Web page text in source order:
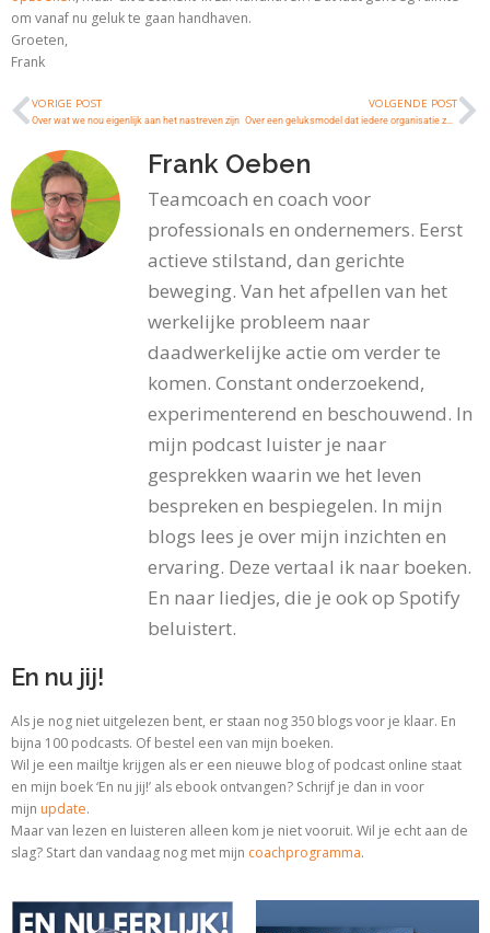
om vanaf nu geluk te gaan handhaven.
Groeten,
Frank
VORIGE POST
Over wat we nou eigenlijk aan het nastreven zijn
VOLGENDE POST
Over een geluksmodel dat iedere organisatie zou kunnen gebruiken
Frank Oeben
Teamcoach en coach voor
professionals en ondernemers. Eerst
actieve stilstand, dan gerichte
beweging. Van het afpellen van het
werkelijke probleem naar
daadwerkelijke actie om verder te
komen. Constant onderzoekend,
experimenterend en beschouwend. In
mijn podcast luister je naar
gesprekken waarin we het leven
bespreken en bespiegelen. In mijn
blogs lees je over mijn inzichten en
ervaring. Deze vertaal ik naar boeken.
En naar liedjes, die je ook op Spotify
beluistert.
En nu jij!
Als je nog niet uitgelezen bent, er staan nog 350 blogs voor je klaar. En
bijna 100 podcasts. Of bestel een van mijn boeken.
Wil je een mailtje krijgen als er een nieuwe blog of podcast online staat
en mijn boek ‘En nu jij!’ als ebook ontvangen? Schrijf je dan in voor
mijn update.
Maar van lezen en luisteren alleen kom je niet vooruit. Wil je echt aan de
slag? Start dan vandaag nog met mijn coachprogramma.